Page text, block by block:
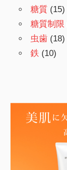
糖質 (15)
糖質制限
虫歯 (18)
鉄 (10)